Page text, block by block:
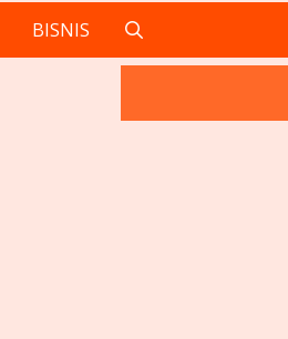
BISNIS